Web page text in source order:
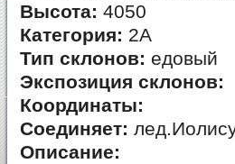
Высота: 4050
Категория: 2А
Тип склонов: едовый
Экспозиция склонов:
Координаты:
Соединяет:
Описание: